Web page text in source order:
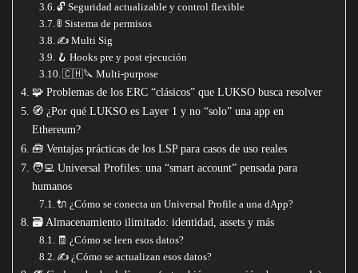
🔓 Seguridad actualizable y control flexible
🚦 Sistema de permisos
✍️ Multi Sig
🪝 Hooks pre y post ejecución
🇨🇭🔪 Multi-purpose
🧩 Problemas de los ERC “clásicos” que LUKSO busca resolver
🧭 ¿Por qué LUKSO es Layer 1 y no “solo” una app en
Ethereum?
🧰 Ventajas prácticas de los LSP para casos de uso reales
🧑‍💻 Universal Profiles: una “smart account” pensada para
humanos
🔌 ¿Cómo se conecta un Universal Profile a una dApp?
🗃️ Almacenamiento ilimitado: identidad, assets y más
🧾 ¿Cómo se leen esos datos?
✍️ ¿Cómo se actualizan esos datos?